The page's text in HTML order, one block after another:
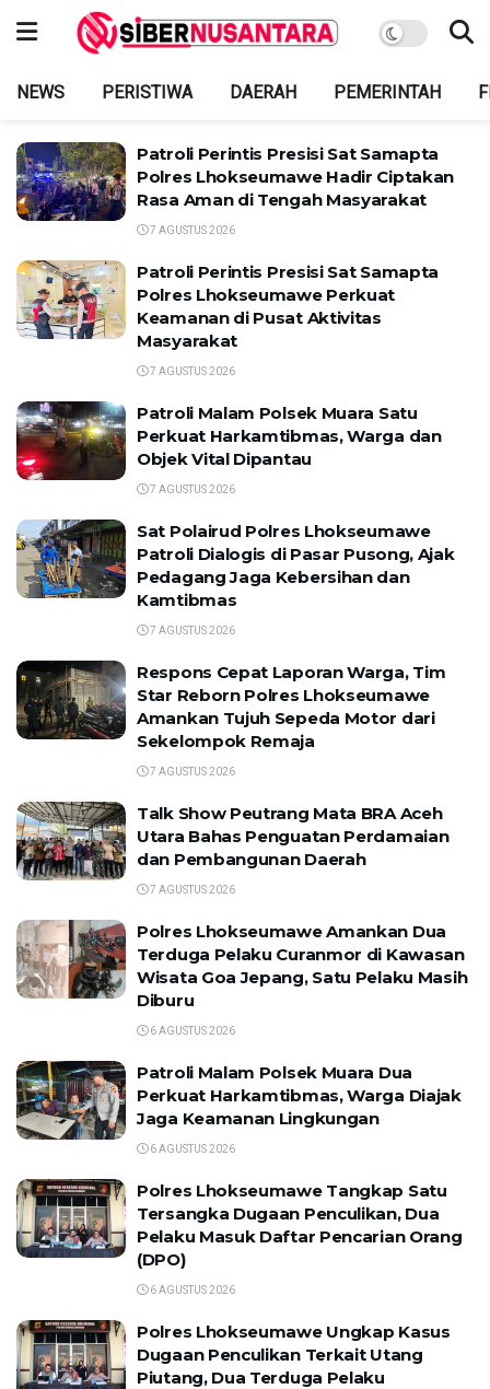
NEWS PERISTIWA DAERAH PEMERINTAH
Patroli Perintis Presisi Sat Samapta
Polres Lhokseumawe Hadir Ciptakan
Rasa Aman di Tengah Masyarakat
7 AGUSTUS 2026
Patroli Perintis Presisi Sat Samapta
Polres Lhokseumawe Perkuat
Keamanan di Pusat Aktivitas
Masyarakat
7 AGUSTUS 2026
Patroli Malam Polsek Muara Satu
Perkuat Harkamtibmas, Warga dan
Objek Vital Dipantau
7 AGUSTUS 2026
Sat Polairud Polres Lhokseumawe
Patroli Dialogis di Pasar Pusong, Ajak
Pedagang Jaga Kebersihan dan
Kamtibmas
7 AGUSTUS 2026
Respons Cepat Laporan Warga, Tim
Star Reborn Polres Lhokseumawe
Amankan Tujuh Sepeda Motor dari
Sekelompok Remaja
7 AGUSTUS 2026
Talk Show Peutrang Mata BRA Aceh
Utara Bahas Penguatan Perdamaian
dan Pembangunan Daerah
7 AGUSTUS 2026
Polres Lhokseumawe Amankan Dua
Terduga Pelaku Curanmor di Kawasan
Wisata Goa Jepang, Satu Pelaku Masih
Diburu
6 AGUSTUS 2026
Patroli Malam Polsek Muara Dua
Perkuat Harkamtibmas, Warga Diajak
Jaga Keamanan Lingkungan
6 AGUSTUS 2026
Polres Lhokseumawe Tangkap Satu
Tersangka Dugaan Penculikan, Dua
Pelaku Masuk Daftar Pencarian Orang
(DPO)
6 AGUSTUS 2026
Polres Lhokseumawe Ungkap Kasus
Dugaan Penculikan Terkait Utang
Piutang, Dua Terduga Pelaku